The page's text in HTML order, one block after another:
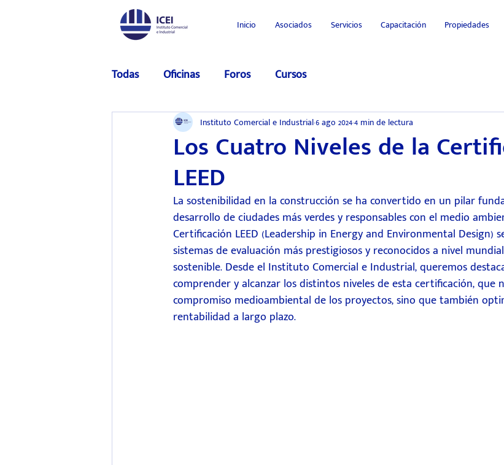
Inicio Asociados Servicios Capacitación Propiedades
Todas Oficinas Foros Cursos
Los Cuatro Niveles de la
LEED
Instituto Comercial e Industrial6 ago 20244 min de lectura
La sostenibilidad en la construcción se ha convertido en un pilar
desarrollo de ciudades más verdes y responsables con el medio
Certificación LEED (Leadership in Energy and Environmental Design)
sistemas de evaluación más prestigiosos y reconocidos a nivel
sostenible. Desde el Instituto Comercial e Industrial, queremos
comprender y alcanzar los distintos niveles de esta certificación, que
compromiso medioambiental de los proyectos, sino que también
rentabilidad a largo plazo.